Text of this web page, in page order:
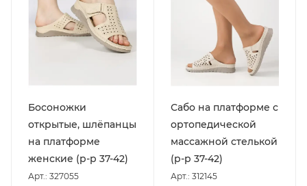
Босоножки
открытые, шлёпанцы
на платформе
женские (р-р 37-42)
Арт.: 327055
Сабо на платформе с
ортопедической
массажной стелькой
(р-р 37-42)
Арт.: 312145